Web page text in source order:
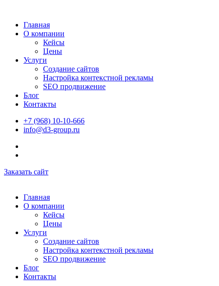
Главная
О компании
Кейсы
Цены
Услуги
Создание сайтов
Настройка контекстной рекламы
SEO продвижение
Блог
Контакты
+7 (968) 10-10-666
info@d3-group.ru
Заказать сайт
Главная
О компании
Кейсы
Цены
Услуги
Создание сайтов
Настройка контекстной рекламы
SEO продвижение
Блог
Контакты